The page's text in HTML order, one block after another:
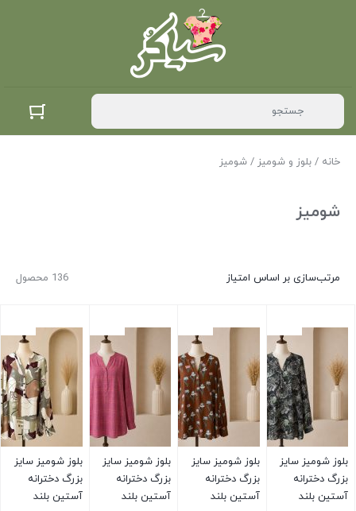
خانه / بلوز و شومیز / شومیز
شومیز
136 محصول مرتب‌سازی بر اساس امتیاز
بلوز شومیز سایز
بزرگ دخترانه
آستین بلند
بلوز شومیز سایز
بزرگ دخترانه
آستین بلند
بلوز شومیز سایز
بزرگ دخترانه
آستین بلند
بلوز شومیز سایز
بزرگ دخترانه
آستین بلند